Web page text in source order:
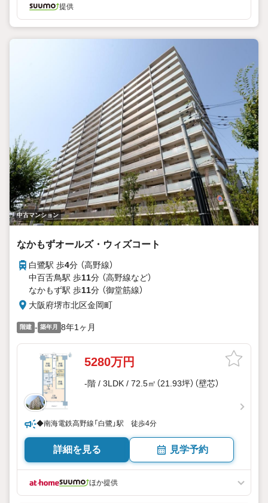
提供
中古マンション
なかもずオールズ・ウィズコート
白鷺駅 歩4分 （高野線）
中百舌鳥駅 歩11分 （高野線など）
なかもず駅 歩11分 （御堂筋線）
大阪府堺市北区金岡町
階建 - 築年月 8年1ヶ月
5280万円
-階 / 3LDK / 72.5㎡（21.93坪）（壁芯）
◆南海電鉄高野線「白鷺」駅 徒歩4分
詳細を見る 見学予約
ほか提供